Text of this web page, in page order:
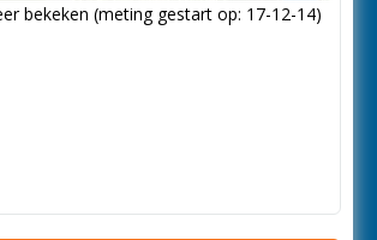
bekeken (meting gestart op: 17-12-14)